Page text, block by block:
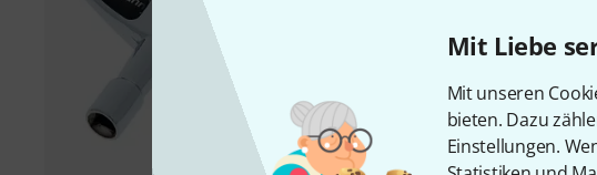
Mit Liebe
Mit unseren
bieten. Dazu
Einstellungen.